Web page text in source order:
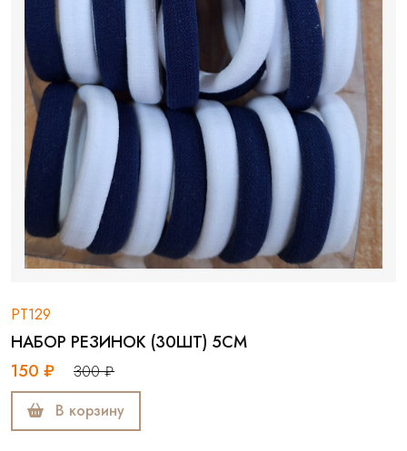
РТ129
НАБОР РЕЗИНОК (30ШТ) 5СМ
150 ₽
300 ₽
В корзину